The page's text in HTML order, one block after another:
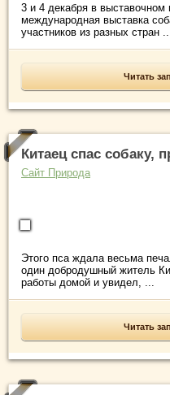
3 и 4 декабря в
международная выставка
участников из разных стран ...
Читать
Китаец спас собаку,
Сайт Природа
Этого пса ждала весьма
один добродушный житель
работы домой и увидел, ...
Читать